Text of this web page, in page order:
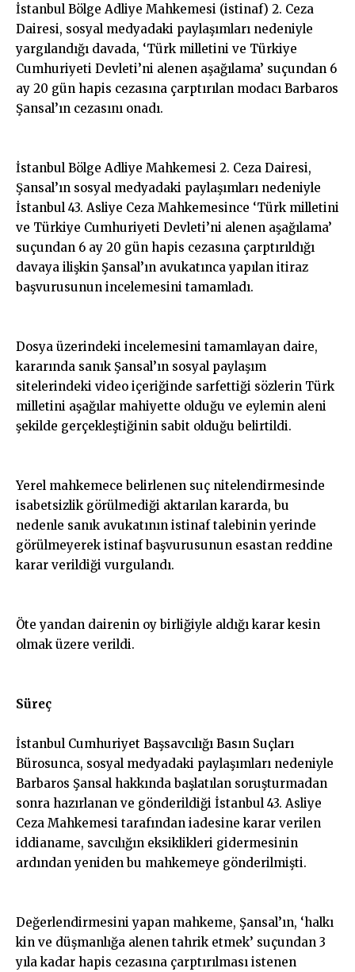
İstanbul Bölge Adliye Mahkemesi (istinaf) 2. Ceza
Dairesi, sosyal medyadaki paylaşımları nedeniyle
yargılandığı davada, ‘Türk milletini ve Türkiye
Cumhuriyeti Devleti’ni alenen aşağılama’ suçundan 6
ay 20 gün hapis cezasına çarptırılan modacı Barbaros
Şansal’ın cezasını onadı.
İstanbul Bölge Adliye Mahkemesi 2. Ceza Dairesi,
Şansal’ın sosyal medyadaki paylaşımları nedeniyle
İstanbul 43. Asliye Ceza Mahkemesince ‘Türk milletini
ve Türkiye Cumhuriyeti Devleti’ni alenen aşağılama’
suçundan 6 ay 20 gün hapis cezasına çarptırıldığı
davaya ilişkin Şansal’ın avukatınca yapılan itiraz
başvurusunun incelemesini tamamladı.
Dosya üzerindeki incelemesini tamamlayan daire,
kararında sanık Şansal’ın sosyal paylaşım
sitelerindeki video içeriğinde sarfettiği sözlerin Türk
milletini aşağılar mahiyette olduğu ve eylemin aleni
şekilde gerçekleştiğinin sabit olduğu belirtildi.
Yerel mahkemece belirlenen suç nitelendirmesinde
isabetsizlik görülmediği aktarılan kararda, bu
nedenle sanık avukatının istinaf talebinin yerinde
görülmeyerek istinaf başvurusunun esastan reddine
karar verildiği vurgulandı.
Öte yandan dairenin oy birliğiyle aldığı karar kesin
olmak üzere verildi.
Süreç
İstanbul Cumhuriyet Başsavcılığı Basın Suçları
Bürosunca, sosyal medyadaki paylaşımları nedeniyle
Barbaros Şansal hakkında başlatılan soruşturmadan
sonra hazırlanan ve gönderildiği İstanbul 43. Asliye
Ceza Mahkemesi tarafından iadesine karar verilen
iddianame, savcılığın eksiklikleri gidermesinin
ardından yeniden bu mahkemeye gönderilmişti.
Değerlendirmesini yapan mahkeme, Şansal’ın, ‘halkı
kin ve düşmanlığa alenen tahrik etmek’ suçundan 3
yıla kadar hapis cezasına çarptırılması istenen